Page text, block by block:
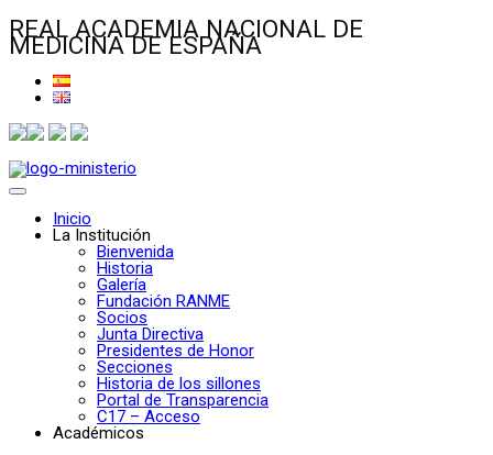
REAL ACADEMIA NACIONAL DE
MEDICINA DE ESPAÑA
Inicio
La Institución
Bienvenida
Historia
Galería
Fundación RANME
Socios
Junta Directiva
Presidentes de Honor
Secciones
Historia de los sillones
Portal de Transparencia
C17 – Acceso
Académicos